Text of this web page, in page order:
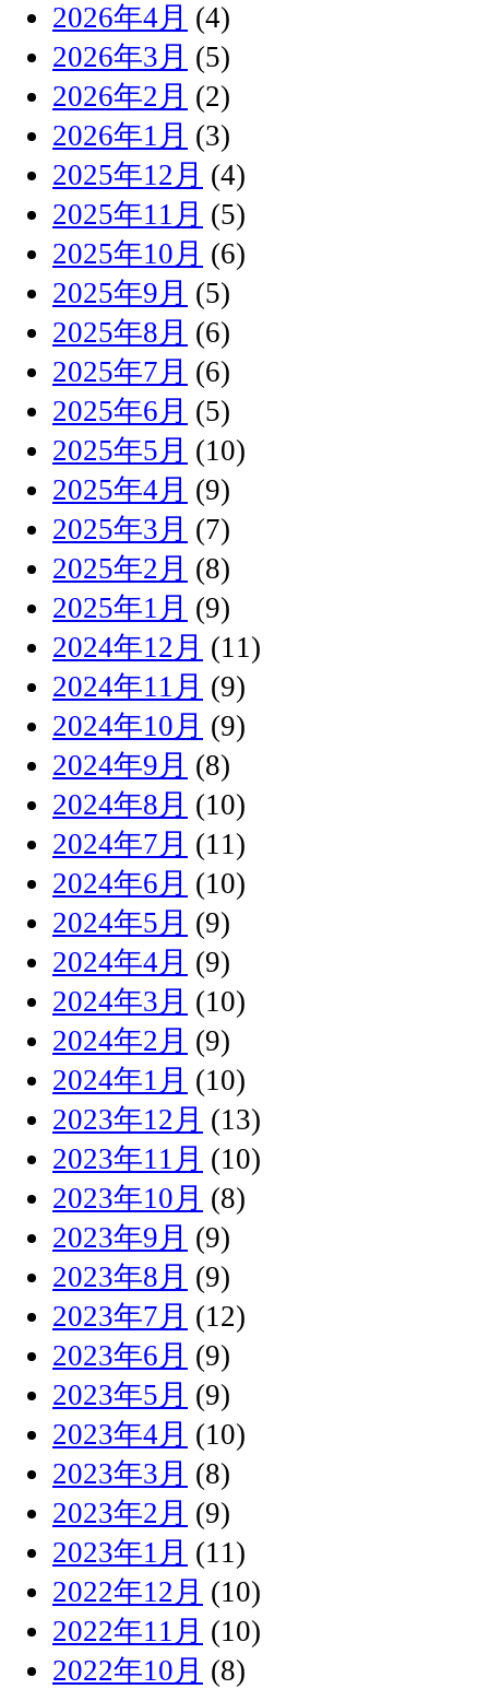
2026年4月 (4)
2026年3月 (5)
2026年2月 (2)
2026年1月 (3)
2025年12月 (4)
2025年11月 (5)
2025年10月 (6)
2025年9月 (5)
2025年8月 (6)
2025年7月 (6)
2025年6月 (5)
2025年5月 (10)
2025年4月 (9)
2025年3月 (7)
2025年2月 (8)
2025年1月 (9)
2024年12月 (11)
2024年11月 (9)
2024年10月 (9)
2024年9月 (8)
2024年8月 (10)
2024年7月 (11)
2024年6月 (10)
2024年5月 (9)
2024年4月 (9)
2024年3月 (10)
2024年2月 (9)
2024年1月 (10)
2023年12月 (13)
2023年11月 (10)
2023年10月 (8)
2023年9月 (9)
2023年8月 (9)
2023年7月 (12)
2023年6月 (9)
2023年5月 (9)
2023年4月 (10)
2023年3月 (8)
2023年2月 (9)
2023年1月 (11)
2022年12月 (10)
2022年11月 (10)
2022年10月 (8)